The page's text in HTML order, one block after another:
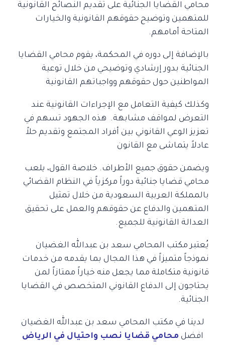
محامي القضايا الجنائية على تقديم النصائح القانونية
للمتهمين وتوضيح حقوقهم القانونية والخيارات
المتاحة أمامهم.
بالإضافة إلى دوره في المحكمة، يقوم محامي القضايا
الجنائية بدور إرشادي وتوضيحي من خلال توعية
المواطنين حول حقوقهم وواجباتهم القانونية
وكذلك كيفية التعامل مع الإجراءات القانونية عند
التعرض لمواقف مشابهة. هذه الجهود تسهم في
تعزيز الوعي القانوني بين أفراد المجتمع وتقديم حلاً
عادلاً يتماشى مع القانون
ويضمن حقوق جميع الأطراف. خلاصة القول، يلعب
محامي قضايا جنائية دوراً مركزياً في النظام القضائي
بالمملكة العربية السعودية من خلال تمثيل
المتهمين والدفاع عن حقوقهم والعمل على تحقيق
العدالة القانونية للجميع.
يُعتبر مكتب المحامي سعد بن عبدالله الغضيان
نموذجاً متميزاً في هذا المجال بما يقدمه من خدمات
قانونية متكاملة مما يجعل منه خياراً ممتازاً لمن
يحتاجون إلى الدفاع القانوني المتخصص في القضايا
الجنائية.
لدينا في مكتب المحامي سعد بن عبدالله الغضيان
افضل محامي قضايا نصب واحتيال في الرياض